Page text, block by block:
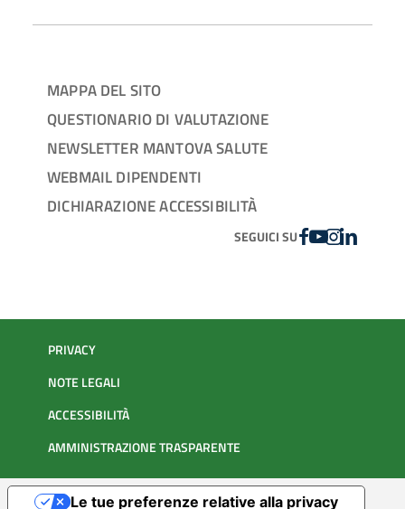
MAPPA DEL SITO
QUESTIONARIO DI VALUTAZIONE
NEWSLETTER MANTOVA SALUTE
WEBMAIL DIPENDENTI
DICHIARAZIONE ACCESSIBILITÀ
SEGUICI SUFACEBOOK
YOUTUBE
INSTAGRAM
LINKEDIN
PRIVACY
NOTE LEGALI
ACCESSIBILITÀ
AMMINISTRAZIONE TRASPARENTE
Le tue preferenze relative alla privacy